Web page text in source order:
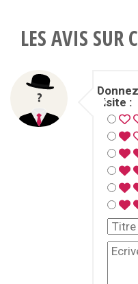
LES AVIS SUR
visite :